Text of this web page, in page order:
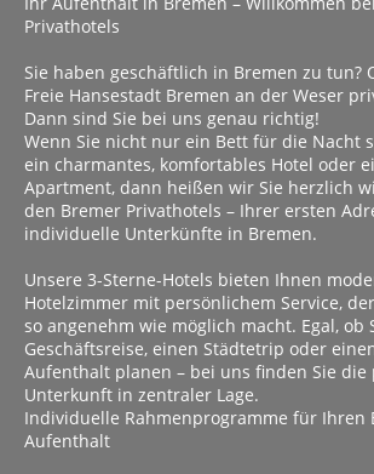
Privathotels
Sie haben geschäftlich in Bremen zu tun?
Freie Hansestadt Bremen an der Weser
Dann sind Sie bei uns genau richtig!
Wenn Sie nicht nur ein Bett für die Nacht
ein charmantes, komfortables Hotel oder
Apartment, dann heißen wir Sie herzlich
den Bremer Privathotels – Ihrer ersten
individuelle Unterkünfte in Bremen.
Unsere 3-Sterne-Hotels bieten Ihnen
Hotelzimmer mit persönlichem Service,
so angenehm wie möglich macht. Egal, ob
Geschäftsreise, einen Städtetrip oder
Aufenthalt planen – bei uns finden Sie die
Unterkunft in zentraler Lage.
Individuelle Rahmenprogramme für Ihren
Aufenthalt